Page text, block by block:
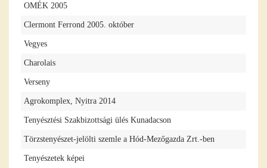
OMÉK 2005
Clermont Ferrond 2005. október
Vegyes
Charolais
Verseny
Agrokomplex, Nyitra 2014
Tenyésztési Szakbizottsági ülés Kunadacson
Törzstenyészet-jelölti szemle a Hód-Mezőgazda Zrt.-ben
Tenyészetek képei